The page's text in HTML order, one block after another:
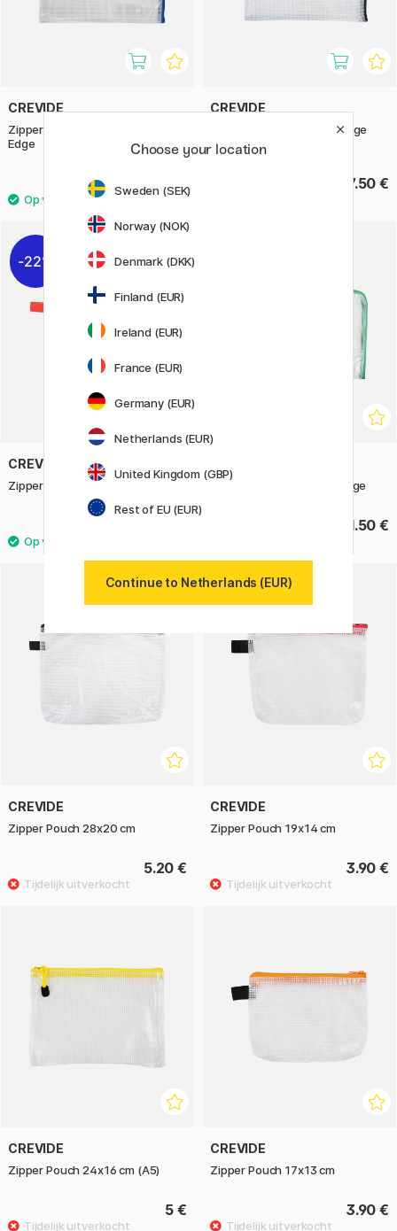
CREVIDE
Zipper Pouch 34x23 cm (A4)
Edge
9.20 €
CREVIDE
Zipper Pouch 28x20 cm Edge
7.50 €
22%
CREVIDE
Zipper Pouch 19x14 cm Edge Zipper Pouch 38x27 cm Edge
11.50 €
CREVIDE
Zipper Pouch 28x20 cm
5.20 €
CREVIDE
Zipper Pouch 19x14 cm
3.90 €
CREVIDE
Zipper Pouch 24x16 cm (A5)
5 €
CREVIDE
Zipper Pouch 17x13 cm
3.90 €
Choose your location
Sweden (SEK)
Norway (NOK)
Denmark (DKK)
Finland (EUR)
Ireland (EUR)
France (EUR)
Germany (EUR)
Netherlands (EUR)
United Kingdom (GBP)
Rest of EU (EUR)
Continue to Netherlands (EUR)